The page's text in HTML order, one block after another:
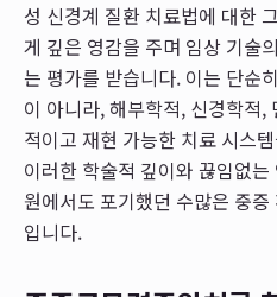
성 신경계 질환 치료법에 대한
게 깊은 영감을 주며 임상 기술
는 평가를 받습니다. 이는 단순
이 아니라, 해부학적, 신경학적,
적이고 재현 가능한 치료 시스
이러한 학술적 깊이와 끊임없
원에서도 포기했던 수많은 중
입니다.